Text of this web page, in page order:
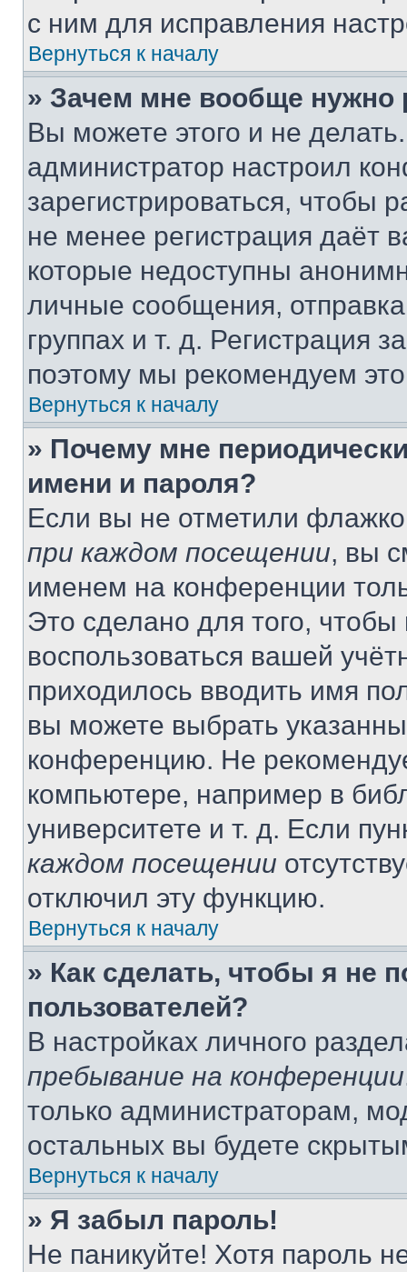
с ним для исправления
Вернуться к началу
» Зачем мне вообще нужно
Вы можете этого и не
администратор настроил
зарегистрироваться, чтобы
не менее регистрация даёт
которые недоступны
личные сообщения,
группах и т. д. Регистрация
поэтому мы рекомендуем
Вернуться к началу
» Почему мне
имени и пароля?
Если вы не отметили
при каждом посещении, вы
именем на конференции
Это сделано для того, чтобы
воспользоваться вашей
приходилось вводить имя
вы можете выбрать
конференцию. Не
компьютере, например в
университете и т. д. Если
каждом посещении
отключил эту функцию.
Вернуться к началу
» Как сделать, чтобы я не
пользователей?
В настройках личного
пребывание на конференции
только администраторам,
остальных вы будете
Вернуться к началу
» Я забыл пароль!
Не паникуйте! Хотя пароль